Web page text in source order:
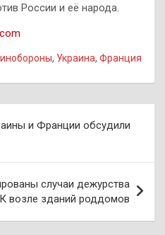
России и её народа.
, Украина, Франция
и Франции обсудили
случаи дежурства
возле зданий роддомов